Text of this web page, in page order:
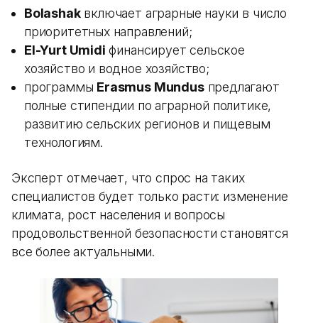
Bolashakвключает аграрные науки в число
приоритетных направлений;
El-Yurt Umidi финансирует сельское
хозяйство и водное хозяйство;
программы Erasmus Mundusпредлагают
полные стипендии по аграрной политике,
развитию сельских регионов и пищевым
технологиям.
Эксперт отмечает, что спрос на таких
специалистов будет только расти: изменение
климата, рост населения и вопросы
продовольственной безопасности становятся
все более актуальными.